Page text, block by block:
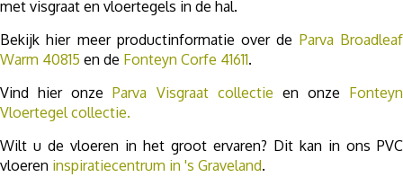
met visgraat en vloertegels in de hal.
Bekijk hier meer productinformatie over de Parva Broadleaf
Warm 40815 en de Fonteyn Corfe 41611.
Vind hier onzeParva Visgraat collectie en onze Fonteyn
Vloertegel collectie.
Wilt u de vloeren in het groot ervaren? Dit kan in ons PVC
vloeren inspiratiecentrum in 's Graveland.